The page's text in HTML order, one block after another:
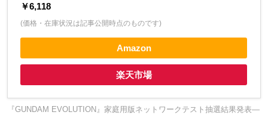
￥6,118
(価格・在庫状況は記事公開時点のものです)
Amazon
楽天市場
『GUNDAM EVOLUTION』家庭用版ネットワークテスト抽選結果発表―